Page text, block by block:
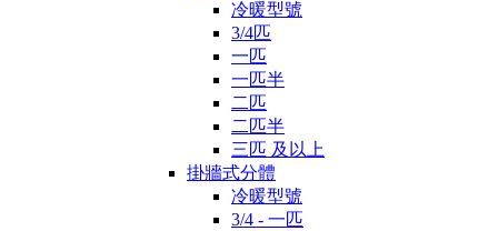
冷暖型號
3/4匹
一匹
一匹半
二匹
二匹半
三匹 及以上
掛牆式分體
冷暖型號
3/4 - 一匹